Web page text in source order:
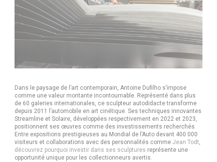
Dans le paysage de l’art contemporain, Antoine Dufilho s’impose
comme une valeur montante incontournable. Représenté dans plus
de 60 galeries internationales, ce sculpteur autodidacte transforme
depuis 2011 l’automobile en art cinétique. Ses techniques innovantes
Streamline et Solaire, développées respectivement en 2022 et 2023,
positionnent ses œuvres comme des investissements recherchés.
Entre expositions prestigieuses au Mondial de l’Auto devant 400 000
visiteurs et collaborations avec des personnalités comme Jean Todt,
découvrez pourquoi investir dans ses sculptures représente une
opportunité unique pour les collectionneurs avertis.